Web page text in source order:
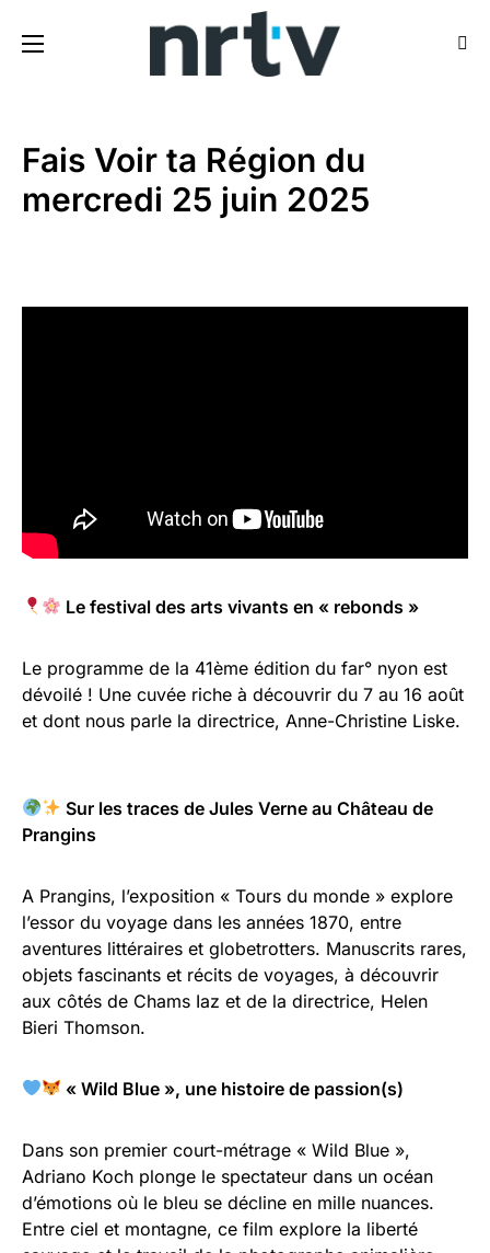
Fais Voir ta Région du
mercredi 25 juin 2025
Le festival des arts vivants en « rebonds »
Le programme de la 41ème édition du far° nyon est
dévoilé ! Une cuvée riche à découvrir du 7 au 16 août
et dont nous parle la directrice, Anne-Christine Liske.
Sur les traces de Jules Verne au Château de
Prangins
A Prangins, l’exposition « Tours du monde » explore
l’essor du voyage dans les années 1870, entre
aventures littéraires et globetrotters. Manuscrits rares,
objets fascinants et récits de voyages, à découvrir
aux côtés de Chams Iaz et de la directrice, Helen
Bieri Thomson.
« Wild Blue », une histoire de passion(s)
Dans son premier court-métrage « Wild Blue »,
Adriano Koch plonge le spectateur dans un océan
d’émotions où le bleu se décline en mille nuances.
Entre ciel et montagne, ce film explore la liberté